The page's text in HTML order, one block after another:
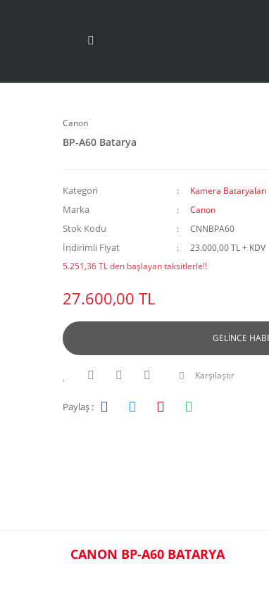
Canon
BP-A60 Batarya
Kategori Kamera Bataryaları
Marka Canon
Stok Kodu CNNBPA60
İndirimli Fiyat
23.000,00 TL + KDV
5.251,36 TL den başlayan taksitlerle!!
27.600,00 TL
GELİNCE
Karşılaştır
Paylaş :
CANON BP-A60 BATARYA